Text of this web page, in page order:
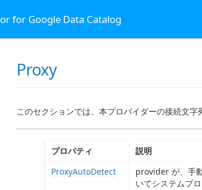
for Google Data Catalog
Proxy
このセクションでは、本プロバイダーの接続文
プロパティ
説明
ProxyAutoDetect
provider が、手
いてシステムプ